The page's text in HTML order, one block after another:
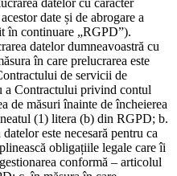
datelor cu caracter
date și de abrogare a
în continuare „RGPD”).
datelor dumneavoastră cu
în care prelucrarea este
de servicii de
a Contractului privind contul
de măsuri înainte de încheierea
(1) litera (b) din RGPD; b.
este necesară pentru ca
obligațiile legale care îi
conformă – articolul